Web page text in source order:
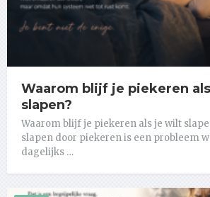
Waarom blijf je piekeren
slapen?
Waarom blijf je piekeren als je wilt
slapen door piekeren is een probleem
dagelijks …